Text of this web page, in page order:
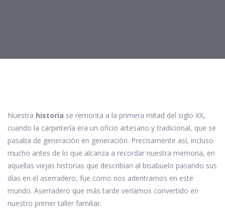
Nuestra historia se remonta a la primera mitad del siglo XX,
cuando la carpintería era un oficio artesano y tradicional, que se
pasaba de generación en generación. Precisamente así, incluso
mucho antes de lo que alcanza a recordar nuestra memoria, en
aquellas viejas historias que describían al bisabuelo pasando sus
días en el aserradero, fue como nos adentramos en este
mundo. Aserradero que más tarde veríamos convertido en
nuestro primer taller familiar.